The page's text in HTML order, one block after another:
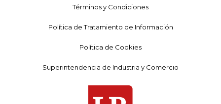
Términos y Condiciones
Política de Tratamiento de Información
Política de Cookies
Superintendencia de Industria y Comercio